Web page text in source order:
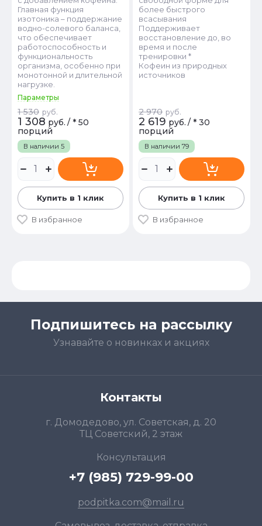
Главная функция
изотоника – поддержание
водно-солевого баланса,
что обеспечивает
работоспособность и
функциональность
организма, особенно при
монотонной и длительной
нагрузке.
Параметры
В наличии 5
1 530 руб.
1 308 руб. / * 50
порций
Купить в 1 клик
В избранное
более быстрого
всасывания
Поддерживает
восстановление до, во
время и после
тренировки *
Кофеин из природных
источников
В наличии 79
2 970 руб.
2 619 руб. / * 30
порций
Купить в 1 клик
В избранное
Подпишитесь на рассылку
Узнавайте о новинках и акциях
Контакты
г. Домодедово, ул. Советская, д. 20
ТЦ Советский, 2 этаж
Консультация
+7 (985) 729-99-00
podpitka.com@mail.ru